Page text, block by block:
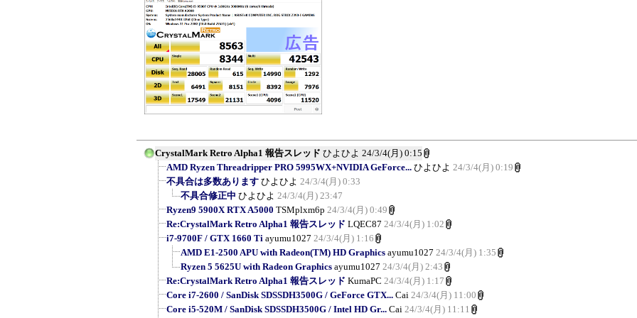
CrystalMark Retro Alpha1 報告スレッド ひよひよ 24/3/4(月) 0:15
AMD Ryzen Threadripper PRO 5995WX+NVIDIA GeForce... ひよひよ 24/3/4(月) 0:19
不具合は多数あります ひよひよ 24/3/4(月) 0:33
不具合修正中 ひよひよ 24/3/4(月) 23:47
Ryzen9 5900X RTX A5000 TSMplxm6p 24/3/4(月) 0:49
Re:CrystalMark Retro Alpha1 報告スレッド LQEC87 24/3/4(月) 1:02
i7-9700F / GTX 1660 Ti ayumu1027 24/3/4(月) 1:16
AMD E1-2500 APU with Radeon(TM) HD Graphics ayumu1027 24/3/4(月) 1:35
Ryzen 5 5625U with Radeon Graphics ayumu1027 24/3/4(月) 2:43
Re:CrystalMark Retro Alpha1 報告スレッド KumaPC 24/3/4(月) 1:17
Core i7-2600 / SanDisk SDSSDH3500G / GeForce GTX... Cai 24/3/4(月) 11:00
Core i5-520M / SanDisk SDSSDH3500G / Intel HD Gr... Cai 24/3/4(月) 11:11